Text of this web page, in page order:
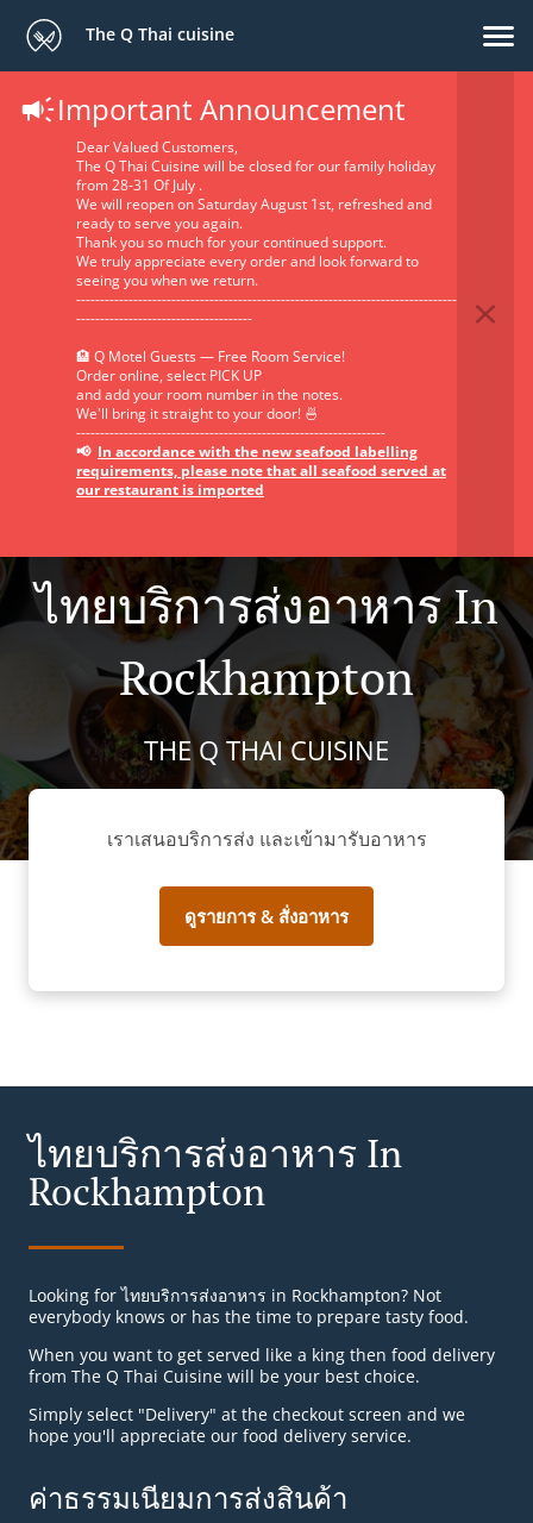
The Q Thai cuisine
Important Announcement
Dear Valued Customers,
The Q Thai Cuisine will be closed for our family holiday
from 28-31 Of July .
We will reopen on Saturday August 1st, refreshed and
ready to serve you again.
Thank you so much for your continued support.
We truly appreciate every order and look forward to
seeing you when we return.
--------------------------------------------------------------------------------
-------------------------------------
🏨 Q Motel Guests — Free Room Service!
Order online, select PICK UP
and add your room number in the notes.
We'll bring it straight to your door! 🍜
-----------------------------------------------------------------
📢 In accordance with the new seafood labelling
requirements, please note that all seafood served at
our restaurant is imported
ไทยบริการส่งอาหาร In
Rockhampton
THE Q THAI CUISINE
เราเสนอบริการส่ง และเข้ามารับอาหาร
ดูรายการ & สั่งอาหาร
ไทยบริการส่งอาหาร In
Rockhampton
Looking for ไทยบริการส่งอาหาร in Rockhampton? Not
everybody knows or has the time to prepare tasty food.
When you want to get served like a king then food delivery
from The Q Thai Cuisine will be your best choice.
Simply select "Delivery" at the checkout screen and we
hope you'll appreciate our food delivery service.
ค่าธรรมเนียมการส่งสินค้า